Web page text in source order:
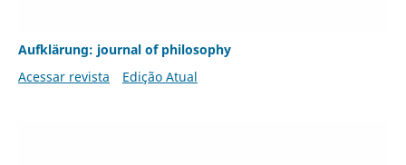
Aufklärung: journal of philosophy
Acessar revista
Edição Atual